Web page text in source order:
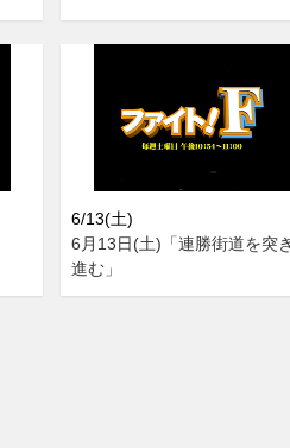
6/13(土)
6月13日(土)「連勝街道を突
進む」